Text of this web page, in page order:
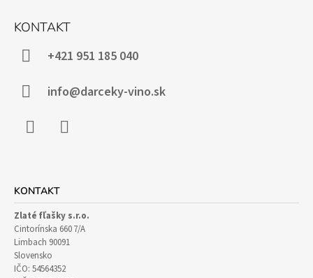
KONTAKT
+421 951 185 040
info@darceky-vino.sk
KONTAKT
Zlaté fľašky s.r.o.
Cintorínska 660 7/A
Limbach 90091
Slovensko
IČO: 54564352